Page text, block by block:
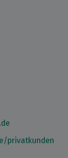
privatkunden